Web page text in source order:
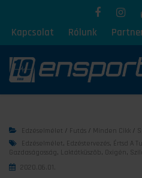
Kapcsolat Rólunk
Edzéselmélet / Futás / Minden Cikk /
Edzéselmélet , Edzéstervezés, Értsd A
Gazdaságosság, Laktátküszöb , Oxigén ,
2020.06.01.